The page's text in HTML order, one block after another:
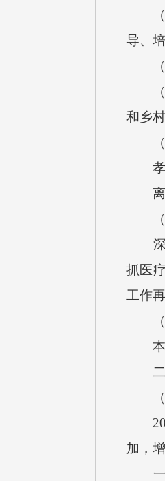
导、
（
和乡
抓医
工作
加，